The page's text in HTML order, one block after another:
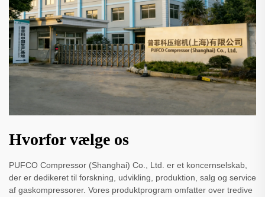
Hvorfor vælge os
PUFCO Compressor (Shanghai) Co., Ltd. er et koncernselskab,
der er dedikeret til forskning, udvikling, produktion, salg og service
af gaskompressorer. Vores produktprogram omfatter over tredive